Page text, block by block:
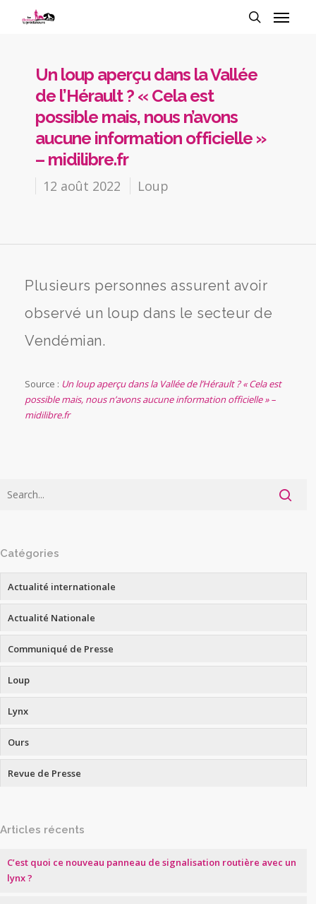
Un loup aperçu dans la Vallée
de l’Hérault ? « Cela est
possible mais, nous n’avons
aucune information officielle »
– midilibre.fr
12 août 2022 Loup
Plusieurs personnes assurent avoir
observé un loup dans le secteur de
Vendémian.
Source : Un loup aperçu dans la Vallée de l’Hérault ? « Cela est
possible mais, nous n’avons aucune information officielle » –
midilibre.fr
Catégories
Actualité internationale
Actualité Nationale
Communiqué de Presse
Loup
Lynx
Ours
Revue de Presse
Articles récents
C’est quoi ce nouveau panneau de signalisation routière avec un
lynx ?